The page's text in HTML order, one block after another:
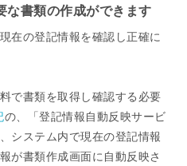
な書類の作成ができます
在の登記情報を確認し正確に
で書類を取得し確認する必要
の、「登記情報自動反映サービ
システム内で現在の登記情報
が書類作成画面に自動反映さ